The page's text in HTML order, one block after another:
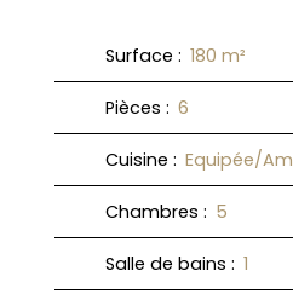
Surface : 180 m²
Pièces : 6
Cuisine : Equipée/
Chambres : 5
Salle de bains : 1